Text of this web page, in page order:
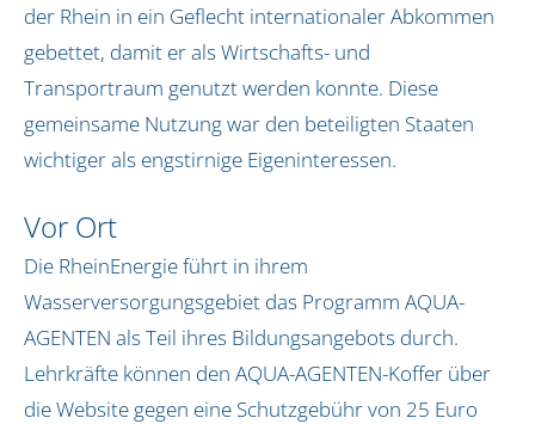
BNE / SDGs
Pädagogisches Leitbild
Auszeichnungen
Vor Ort
Biosphärenband Schaalsee-Elbe
Dithmarschen
Erfurt
Hamburg
Jena und Weimar
Koblenz
der Rhein in ein Geflecht internationaler Abkommen
gebettet, damit er als Wirtschafts- und
Transportraum genutzt werden konnte. Diese
gemeinsame Nutzung war den beteiligten Staaten
wichtiger als engstirnige Eigeninteressen.
Vor Ort
Die RheinEnergie führt in ihrem
Wasserversorgungsgebiet das Programm AQUA-
AGENTEN als Teil ihres Bildungsangebots durch.
Lehrkräfte können den AQUA-AGENTEN-Koffer über
die Website gegen eine Schutzgebühr von 25 Euro